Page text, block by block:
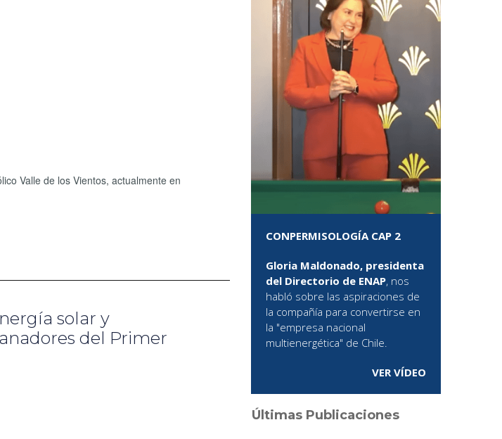
Valle de los Vientos, actualmente en
solar y
del Primer
CONPERMISOLOGÍA CAP 2
Gloria Maldonado, presidenta
del Directorio de ENAP, nos
habló sobre las aspiraciones de
la compañía para convertirse en
la "empresa nacional
multienergética" de Chile.
VER VÍDEO
Últimas Publicaciones